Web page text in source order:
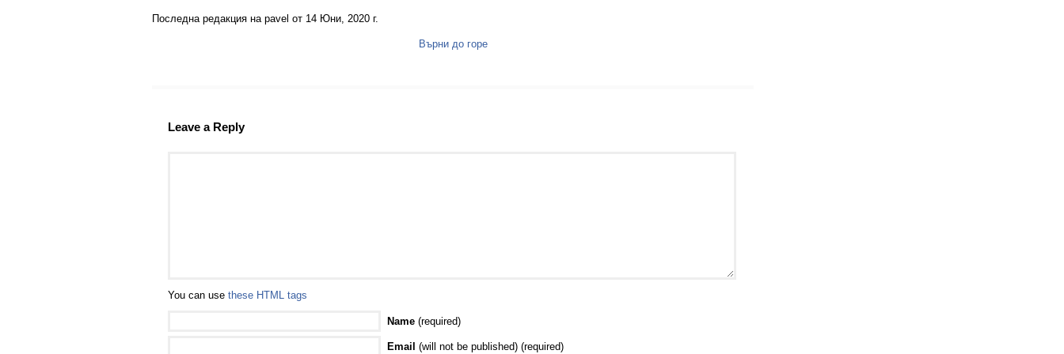
Последна редакция на pavel от 14 Юни, 2020 г.
Върни до горе
Leave a Reply
You can use these HTML tags
Name (required)
Email (will not be published) (required)